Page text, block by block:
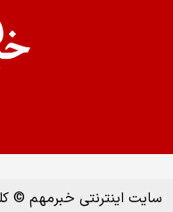
سایت اینترنتی خبرمهم ©